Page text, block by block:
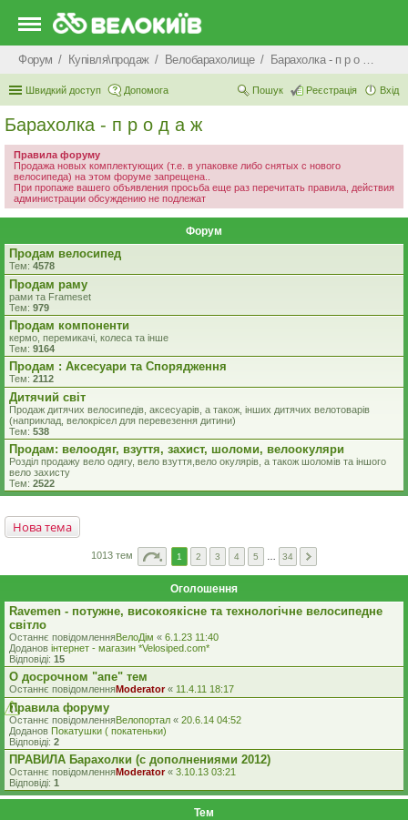
Форум Купівля\продаж Велобарахолище Барахолка - п р о д а ж
Швидкий доступ Допомога Вхід
Реєстрація
Пошук
Барахолка - п р о д а ж
Правила форуму
Продажа новых комплектующих (т.е. в упаковке либо снятых с нового
велосипеда) на этом форуме запрещена..
При пропаже вашего объявления просьба еще раз перечитать правила, действия
администрации обсуждению не подлежат
Форум
Продам велосипед
Тем: 4578
Продам раму
рами та Frameset
Тем: 979
Продам компоненти
кермо, перемикачі, колеса та інше
Тем: 9164
Продам : Аксесуари та Спорядження
Тем: 2112
Дитячий світ
Продаж дитячих велосипедів, аксесуарів, а також, інших дитячих велотоварів
(наприклад, велокрісел для перевезення дитини)
Тем: 538
Продам: велоодяг, взуття, захист, шоломи, велоокуляри
Розділ продажу вело одягу, вело взуття,вело окулярів, а також шоломів та іншого
вело захисту
Тем: 2522
Нова тема
1013 тем 1 2 3 4 5 34
Оголошення
Ravemen - потужне, високоякісне та технологічне велосипедне
світло
Останнє повідомленняВелоДім « 6.1.23 11:40
Доданов iнтернет - магазин *Velosiped.com*
Відповіді: 15
О досрочном "апе" тем
Останнє повідомленняModerator« 11.4.11 18:17
Правила форуму
Останнє повідомленняВелопортал « 20.6.14 04:52
Доданов Покатушки ( покатеньки)
Відповіді: 2
ПРАВИЛА Барахолки (с дополнениями 2012)
Останнє повідомленняModerator« 3.10.13 03:21
Відповіді: 1
Тем